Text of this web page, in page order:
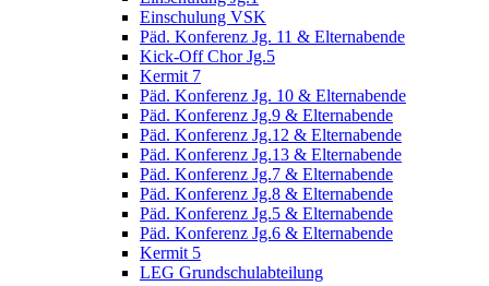
Einschulung VSK
Päd. Konferenz Jg. 11 & Elternabende
Kick-Off Chor Jg.5
Kermit 7
Päd. Konferenz Jg. 10 & Elternabende
Päd. Konferenz Jg.9 & Elternabende
Päd. Konferenz Jg.12 & Elternabende
Päd. Konferenz Jg.13 & Elternabende
Päd. Konferenz Jg.7 & Elternabende
Päd. Konferenz Jg.8 & Elternabende
Päd. Konferenz Jg.5 & Elternabende
Päd. Konferenz Jg.6 & Elternabende
Kermit 5
LEG Grundschulabteilung